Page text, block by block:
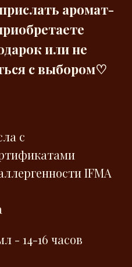
аромат-
или не
с выбором♡
с
IFMA
- 14-16 часов